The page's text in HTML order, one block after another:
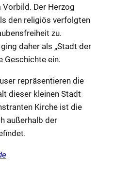
Der Herzog
den religiös verfolgten
zu.
daher als „Stadt der
Geschichte ein.
repräsentieren die
dieser kleinen Stadt
Kirche ist die
außerhalb der